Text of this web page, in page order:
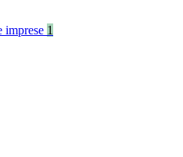
imprese 1